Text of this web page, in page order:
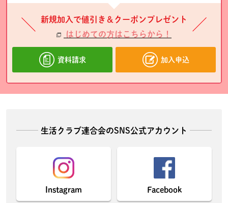
新規加入で値引き＆クーポンプレゼント
はじめての方はこちらから！
資料請求 加入申込
生活クラブ連合会のSNS公式アカウント
Instagram Facebook